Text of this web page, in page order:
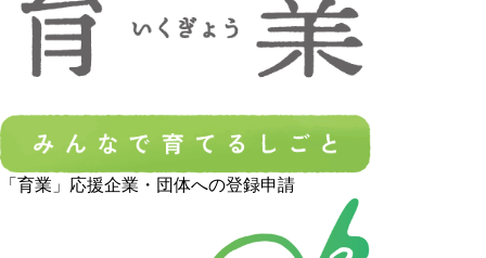
「育業」応援企業・団体への登録申請